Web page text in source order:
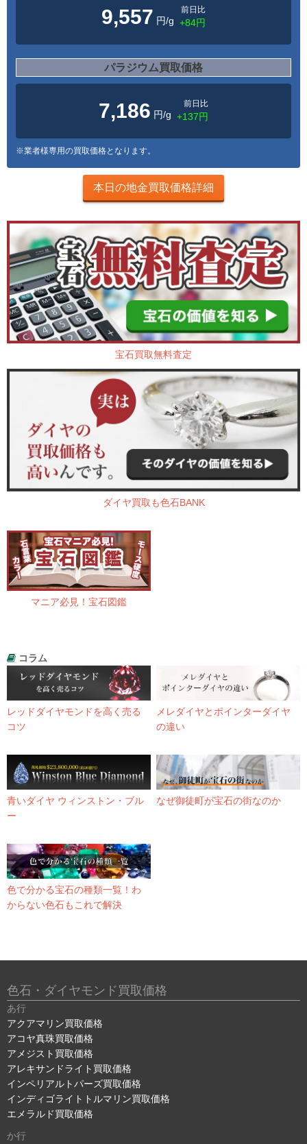
9,557 円/g
前日比
+84円
パラジウム買取価格
7,186 円/g
前日比
+137円
※業者様専用の買取価格となります。
本日の地金買取価格詳細
宝石買取無料査定
ダイヤ買取も色石BANK
マニア必見！宝石図鑑
コラム
レッドダイヤモンドを高く売る
コツ
メレダイヤとポインターダイヤ
の違い
青いダイヤ ウィンストン・ブル
ー
なぜ御徒町が宝石の街なのか
色で分かる宝石の種類一覧！わ
からない色石もこれで解決
色石・ダイヤモンド買取価格
あ行
アクアマリン買取価格
アコヤ真珠買取価格
アメジスト買取価格
アレキサンドライト買取価格
インペリアルトパーズ買取価格
インディゴライトトルマリン買取価格
エメラルド買取価格
か行